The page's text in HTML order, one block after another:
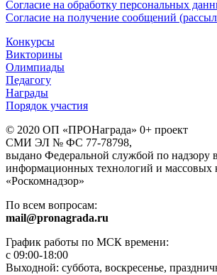
Согласие на обработку персональных
Согласие на получение сообщений
Конкурсы
Викторины
Олимпиады
Педагогу
Награды
Порядок участия
© 2020 ОП «ПРОНаграда» 0+ проект
СМИ ЭЛ № ФС 77-78798,
выдано Федеральной службой по надзору
информационных технологий и массовых
«Роскомнадзор»
По всем вопросам:
mail@pronagrada.ru
График работы по МСК времени:
с 09:00-18:00
Выходной: суббота, воскресенье,